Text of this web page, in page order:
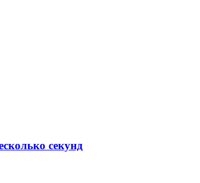
секунд